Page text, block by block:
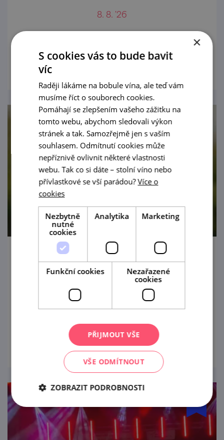
8. 8. '26
prohlédnout
Degustace vinařství Orisek
Degustace vína v Zahrádce u Zajíce v
prohlédnout
×
S cookies vás to bude bavit
víc
Raději lákáme na bobule vína, ale teď vám
musíme říct o souborech cookies.
Pomáhají se zlepšením vašeho zážitku na
tomto webu, abychom sledovali výkon
stránek a tak. Samozřejmě jen s vaším
souhlasem. Odmítnutí cookies může
nepříznivě ovlivnit některé vlastnosti
webu. Tak co si dáte – stolní víno nebo
přívlastkové se vší parádou?Více o
cookies
Nezbytně
nutné
cookies
Analytika Marketing
Funkční cookies
Nezařazené
cookies
PŘIJMOUT VŠE
VŠE ODMÍTNOUT
ZOBRAZIT PODROBNOSTI